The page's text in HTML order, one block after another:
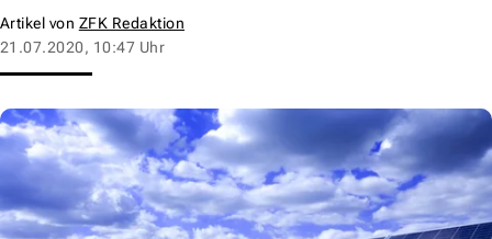
Artikel von ZFK Redaktion
21.07.2020, 10:47 Uhr